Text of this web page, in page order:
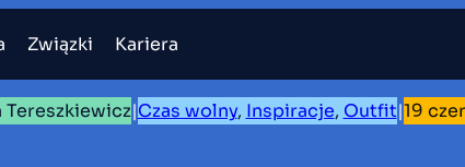
Związki Kariera
Tereszkiewicz|Czas wolny, Inspiracje, Outfit|19